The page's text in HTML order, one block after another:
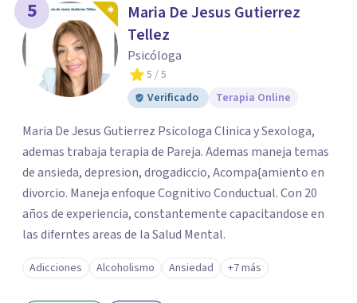
5
Maria De Jesus Gutierrez
Tellez
Psicóloga
5 / 5
Verificado
Terapia Online
Maria De Jesus Gutierrez Psicologa Clinica y Sexologa,
ademas trabaja terapia de Pareja. Ademas maneja temas
de ansieda, depresion, drogadiccio, Acompa{amiento en
divorcio. Maneja enfoque Cognitivo Conductual. Con 20
años de experiencia, constantemente capacitandose en
las diferntes areas de la Salud Mental.
Adicciones Alcoholismo Ansiedad +7 más